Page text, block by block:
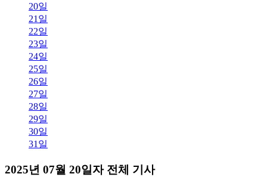
20일
21일
22일
23일
24일
25일
26일
27일
28일
29일
30일
31일
2025년 07월 20일자 전체 기사